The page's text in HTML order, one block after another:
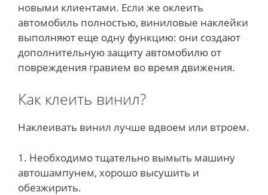
новыми клиентами. Если же оклеить
автомобиль полностью, виниловые наклейки
выполняют еще одну функцию: они создают
дополнительную защиту автомобилю от
повреждения гравием во время движения.
Как клеить винил?
Наклеивать винил лучше вдвоем или втроем.
1. Необходимо тщательно вымыть машину
автошампунем, хорошо высушить и
обезжирить.